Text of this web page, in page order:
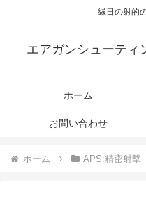
縁日の射的
エアガンシューティ
ホーム
お問い合わせ
ホーム APS:精密射撃